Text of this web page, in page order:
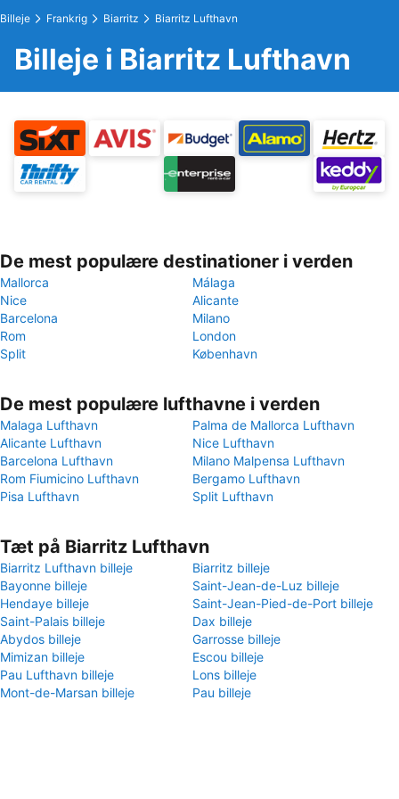
Billeje Frankrig Biarritz Biarritz Lufthavn
Billeje i Biarritz Lufthavn
De mest populære destinationer i verden
Mallorca
Málaga
Nice
Alicante
Barcelona
Milano
Rom
London
Split
København
De mest populære lufthavne i verden
Malaga Lufthavn
Palma de Mallorca Lufthavn
Alicante Lufthavn
Nice Lufthavn
Barcelona Lufthavn
Milano Malpensa Lufthavn
Rom Fiumicino Lufthavn
Bergamo Lufthavn
Pisa Lufthavn
Split Lufthavn
Tæt på Biarritz Lufthavn
Biarritz Lufthavn billeje
Biarritz billeje
Bayonne billeje
Saint-Jean-de-Luz billeje
Hendaye billeje
Saint-Jean-Pied-de-Port billeje
Saint-Palais billeje
Dax billeje
Abydos billeje
Garrosse billeje
Mimizan billeje
Escou billeje
Pau Lufthavn billeje
Lons billeje
Mont-de-Marsan billeje
Pau billeje